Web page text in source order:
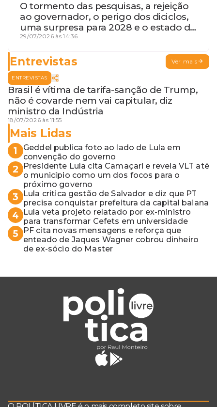
O tormento das pesquisas, a rejeição
ao governador, o perigo dos diciclos,
uma surpresa para 2028 e o estado de
terceira guerra mundial
29/07/2026 às 14:36
Entrevistas Ver mais
ENTREVISTAS
Brasil é vítima de tarifa-sanção de Trump,
não é covarde nem vai capitular, diz
ministro da Indústria
18/07/2026 às 11:55
Mais Lidas
1
Geddel publica foto ao lado de Lula em
convenção do governo
2
Presidente Lula cita Camaçari e revela VLT até
o município como um dos focos para o
próximo governo
3
Lula critica gestão de Salvador e diz que PT
precisa conquistar prefeitura da capital baiana
4
Lula veta projeto relatado por ex-ministro
para transformar Cefets em universidade
5
PF cita novas mensagens e reforça que
enteado de Jaques Wagner cobrou dinheiro
de ex-sócio do Master